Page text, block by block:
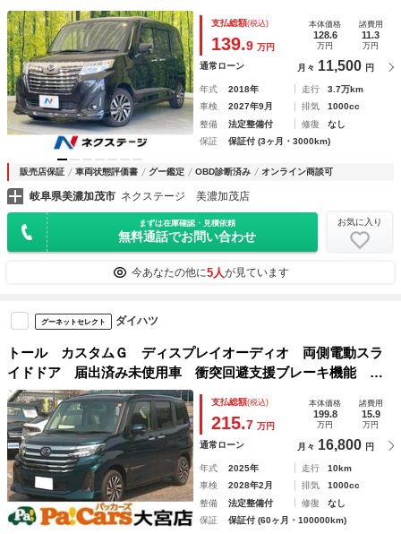
コン 車線逸脱警報 オートライト オートエアコン 純正１
４インチアルミ Ｂｌｕｅｔｏｏｔｈ再生
支払総額(税込)
139.9 万円
本体価格
128.6
万円
諸費用
11.3
万円
通常ローン 月々 11,500 円
年式 2018年 走行
3.7万km
車検
2027年9月 排気
1000cc
整備
法定整備付 修復
なし
保証
保証付 (3ヶ月・3000km)
販売店保証 車両状態評価書 グー鑑定 OBD診断済み オンライン商談可
岐阜県美濃加茂市 ネクステージ 美濃加茂店
まずは在庫確認・見積依頼
無料通話でお問い合わせ
お気に入り
今あなたの他に5人が見ています
グーネットセレクト ダイハツ
トール カスタムＧ ディスプレイオーディオ 両側電動スラ
イドドア 届出済み未使用車 衝突回避支援ブレーキ機能 追
従クルーズ Ｃソナー 電格ミラー エアコン フリーキー
ＥＳＣ Ｉストップ ウォークスルー 禁煙
支払総額(税込)
215.7 万円
本体価格
199.8
万円
諸費用
15.9
万円
通常ローン 月々 16,800 円
年式 2025年 走行
10km
車検
2028年2月 排気
1000cc
整備
法定整備付 修復
なし
保証
保証付 (60ヶ月・100000km)